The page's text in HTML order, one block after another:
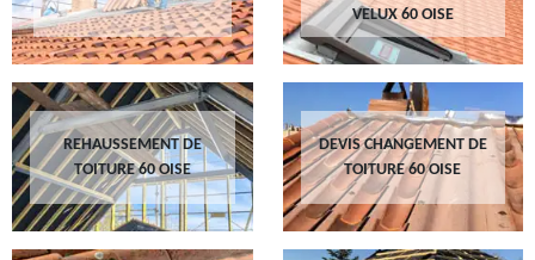
VELUX 60 OISE
REHAUSSEMENT DE
TOITURE 60 OISE
DEVIS CHANGEMENT DE
TOITURE 60 OISE